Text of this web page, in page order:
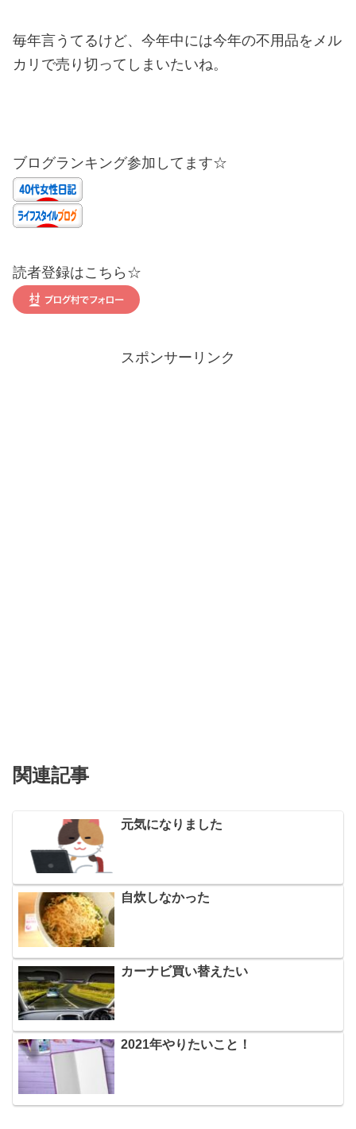
毎年言うてるけど、今年中には今年の不用品をメル
カリで売り切ってしまいたいね。
ブログランキング参加してます☆
読者登録はこちら☆
スポンサーリンク
関連記事
元気になりました
自炊しなかった
カーナビ買い替えたい
2021年やりたいこと！